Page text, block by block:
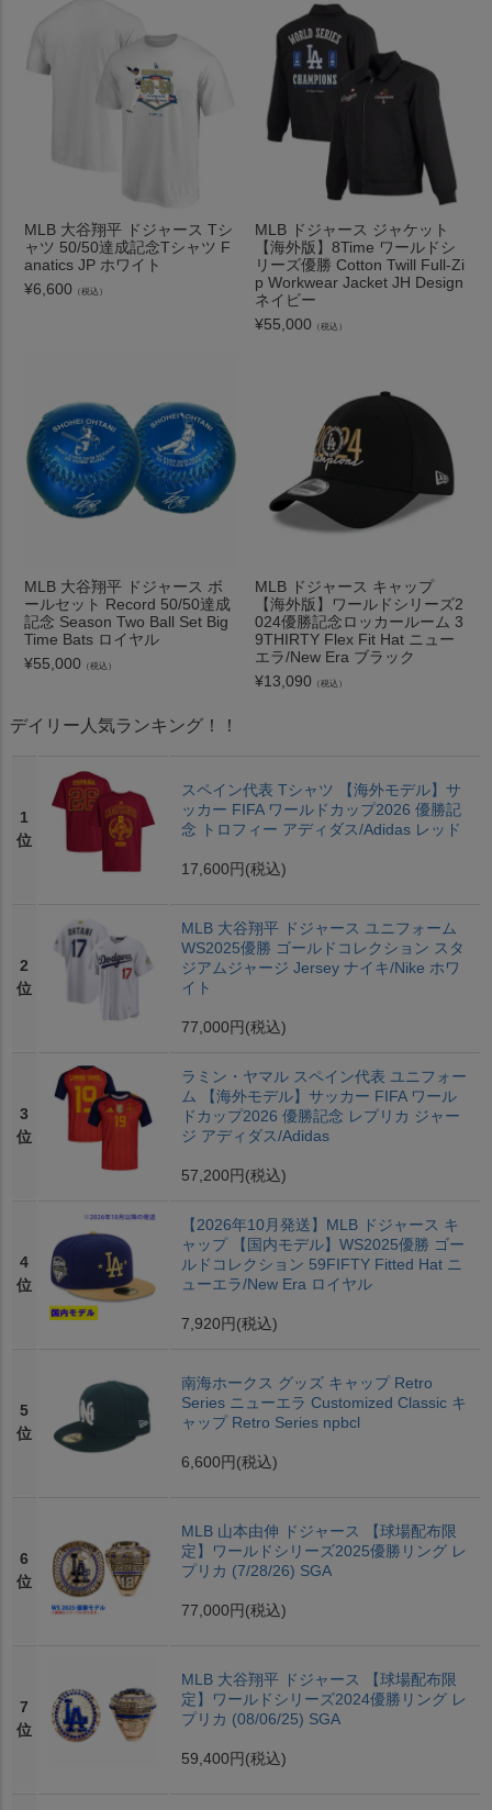
MLB 大谷翔平 ドジャース Tシ
ャツ 50/50達成記念Tシャツ F
anatics JP ホワイト
¥6,600 （税込）
MLB ドジャース ジャケット
【海外版】8Time ワールドシ
リーズ優勝 Cotton Twill Full-Zi
p Workwear Jacket JH Design
ネイビー
¥55,000 （税込）
MLB 大谷翔平 ドジャース ボ
ールセット Record 50/50達成
記念 Season Two Ball Set Big
Time Bats ロイヤル
¥55,000 （税込）
MLB ドジャース キャップ
【海外版】ワールドシリーズ2
024優勝記念ロッカールーム 3
9THIRTY Flex Fit Hat ニュー
エラ/New Era ブラック
¥13,090 （税込）
デイリー人気ランキング！！
1
位
スペイン代表 Tシャツ 【海外モデル】サ
ッカー FIFA ワールドカップ2026 優勝記
念 トロフィー アディダス/Adidas レッド
17,600円 (税込)
2
位
MLB 大谷翔平 ドジャース ユニフォーム
WS2025優勝 ゴールドコレクション スタ
ジアムジャージ Jersey ナイキ/Nike ホワ
イト
77,000円 (税込)
3
位
ラミン・ヤマル スペイン代表 ユニフォー
ム 【海外モデル】サッカー FIFA ワール
ドカップ2026 優勝記念 レプリカ ジャー
ジ アディダス/Adidas
57,200円 (税込)
4
位
【2026年10月発送】MLB ドジャース キ
ャップ 【国内モデル】WS2025優勝 ゴー
ルドコレクション 59FIFTY Fitted Hat ニ
ューエラ/New Era ロイヤル
7,920円 (税込)
5
位
南海ホークス グッズ キャップ Retro
Series ニューエラ Customized Classic キ
ャップ Retro Series npbcl
6,600円 (税込)
6
位
MLB 山本由伸 ドジャース 【球場配布限
定】ワールドシリーズ2025優勝リング レ
プリカ (7/28/26) SGA
77,000円 (税込)
7
位
MLB 大谷翔平 ドジャース 【球場配布限
定】ワールドシリーズ2024優勝リング レ
プリカ (08/06/25) SGA
59,400円 (税込)